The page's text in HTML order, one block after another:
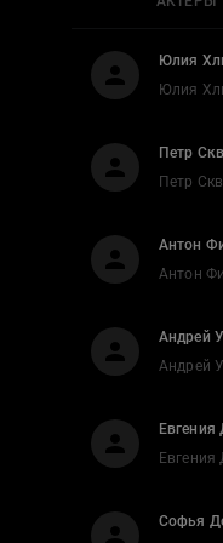
Юлия
Юлия
Петр
Петр
Антон
Антон
Андрей
Андрей
Евгения
Евгения
Софья